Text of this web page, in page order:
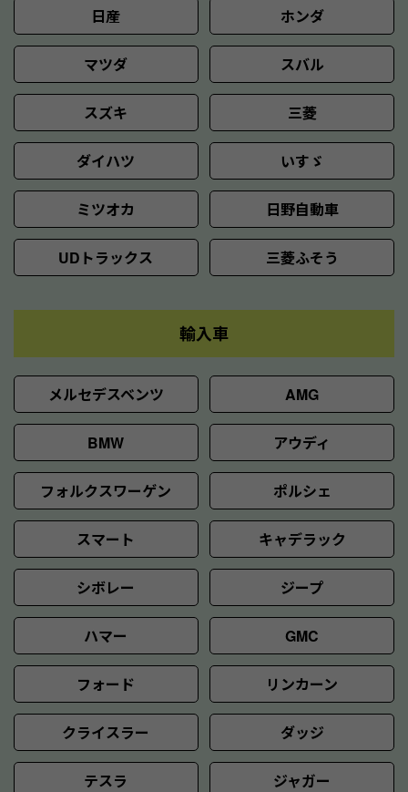
日産 ホンダ
マツダ スバル
スズキ 三菱
ダイハツ いすゞ
ミツオカ 日野自動車
UDトラックス 三菱ふそう
輸入車
メルセデスベンツ AMG
BMW アウディ
フォルクスワーゲン ポルシェ
スマート キャデラック
シボレー ジープ
ハマー GMC
フォード リンカーン
クライスラー ダッジ
テスラ ジャガー